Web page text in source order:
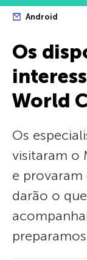
Android
Os
World
Os
visitaram o
e
darão o